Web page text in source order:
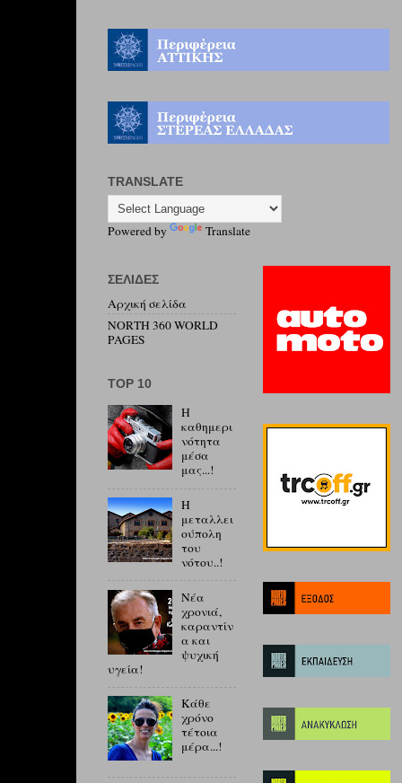
TRANSLATE
Powered by Translate
ΣΕΛΊΔΕΣ
Αρχική σελίδα
NORTH 360 WORLD
PAGES
ΤΟP 10
Η
καθημερι
νότητα
μέσα
μας...!
Η
μεταλλει
ούπολη
του
νότου..!
Νέα
χρονιά,
καραντίν
α και
ψυχική
υγεία!
Κάθε
χρόνο
τέτοια
μέρα...!